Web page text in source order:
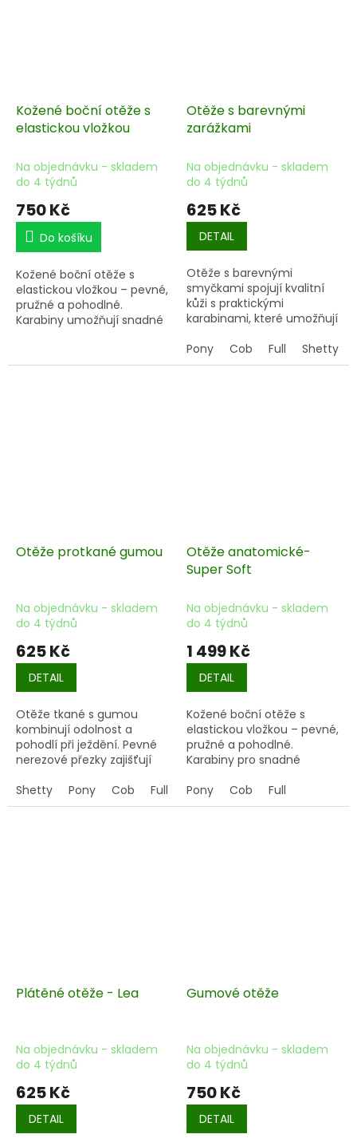
Kožené boční otěže s
elastickou vložkou
Na objednávku - skladem
do 4 týdnů
750 Kč
Do košíku
Kožené boční otěže s
elastickou vložkou – pevné,
pružné a pohodlné.
Karabiny umožňují snadné
Ideální pro trénink i
Otěže s barevnými
zarážkami
Na objednávku - skladem
do 4 týdnů
625 Kč
DETAIL
Otěže s barevnými
smyčkami spojují kvalitní
kůži s praktickými
karabinami, které umožňují
Díky provedení z odolného
materiálu jsou pevné a
Pony Cob Full Shetty
Otěže protkané gumou
Na objednávku - skladem
do 4 týdnů
625 Kč
DETAIL
Otěže tkané s gumou
kombinují odolnost a
pohodlí při ježdění. Pevné
nerezové přezky zajišťují
spolehlivost, zatímco
kožené zarážkyposkytují
Shetty Pony Cob Full
Otěže anatomické-
Super Soft
Na objednávku - skladem
do 4 týdnů
1 499 Kč
DETAIL
Kožené boční otěže s
elastickou vložkou – pevné,
pružné a pohodlné.
Karabiny pro snadné
dodávají elegantní vzhled.
Ideální pro trénink i
Pony Cob Full
Plátěné otěže - Lea
Na objednávku - skladem
do 4 týdnů
625 Kč
DETAIL
Gumové otěže
Na objednávku - skladem
do 4 týdnů
750 Kč
DETAIL